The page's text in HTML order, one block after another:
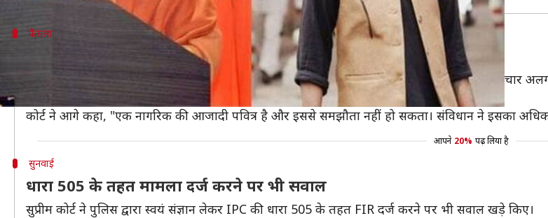
फैसला
एक नागरिक की आजादी का नहीं हो सकता हनन
न्यायाधीश इंदिरा बनर्जी और अजय रस्तोगी की बेंच ने मामले पर सुनवाई करते हुए यूपी पुलिस से पूछा, "विचार
लेकिन उसे किस आधार पर गिरफ्तार किया गया है?"
कोर्ट ने आगे कहा, "एक नागरिक की आजादी पवित्र है और इससे समझौता नहीं हो सकता। संविधान ने इसका
आपने 20% पढ़ लिया है
सुनवाई
धारा 505 के तहत मामला दर्ज करने पर भी सवाल
सुप्रीम कोर्ट ने पुलिस द्वारा स्वयं संज्ञान लेकर IPC की धारा 505 के तहत FIR दर्ज करने पर भी सवाल खड़े किए।